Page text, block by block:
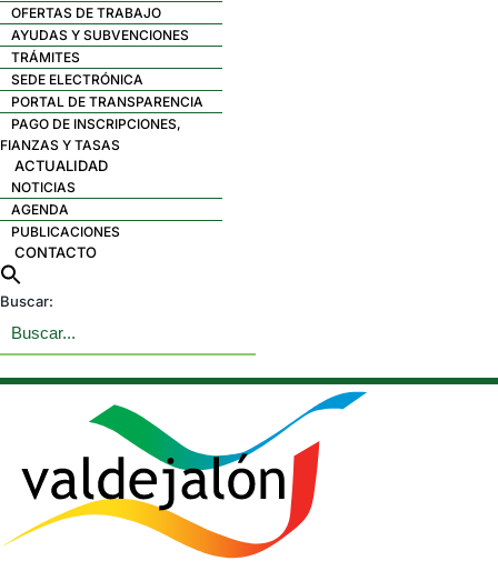
OFERTAS DE TRABAJO
AYUDAS Y SUBVENCIONES
TRÁMITES
SEDE ELECTRÓNICA
PORTAL DE TRANSPARENCIA
PAGO DE INSCRIPCIONES,
FIANZAS Y TASAS
ACTUALIDAD
NOTICIAS
AGENDA
PUBLICACIONES
CONTACTO
Buscar: